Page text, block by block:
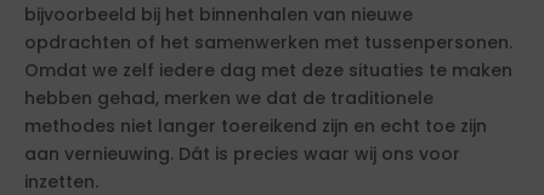
bijvoorbeeld bij het binnenhalen van nieuwe
opdrachten of het samenwerken met tussenpersonen.
Omdat we zelf iedere dag met deze situaties te maken
hebben gehad, merken we dat de traditionele
methodes niet langer toereikend zijn en echt toe zijn
aan vernieuwing. Dát is precies waar wij ons voor
inzetten.